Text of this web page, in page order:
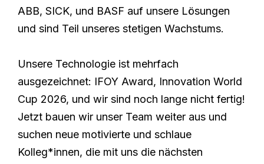
ABB, SICK, und BASF auf unsere Lösungen
und sind Teil unseres stetigen Wachstums.
Unsere Technologie ist mehrfach
ausgezeichnet: IFOY Award, Innovation World
Cup 2026, und wir sind noch lange nicht fertig!
Jetzt bauen wir unser Team weiter aus und
suchen neue motivierte und schlaue
Kolleg*innen, die mit uns die nächsten